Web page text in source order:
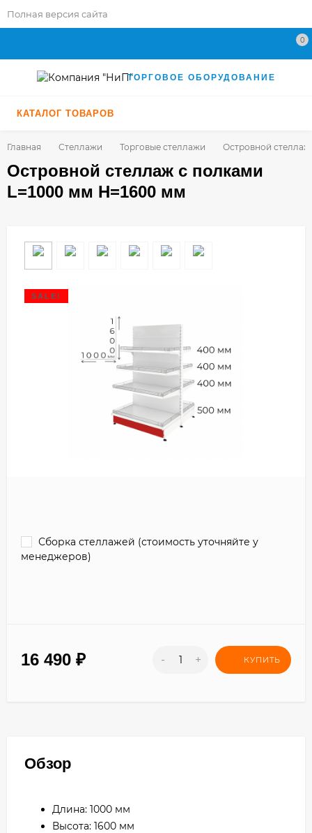
Полная версия сайта
0
ТОРГОВОЕ ОБОРУДОВАНИЕ
КАТАЛОГ ТОВАРОВ
Главная Стеллажи Торговые стеллажи Островной стеллаж
Островной стеллаж с полками
L=1000 мм H=1600 мм
SALE!
Сборка стеллажей (стоимость уточняйте у
менеджеров)
16 490 ₽ - + КУПИТЬ
Обзор
Длина: 1000 мм
Высота: 1600 мм